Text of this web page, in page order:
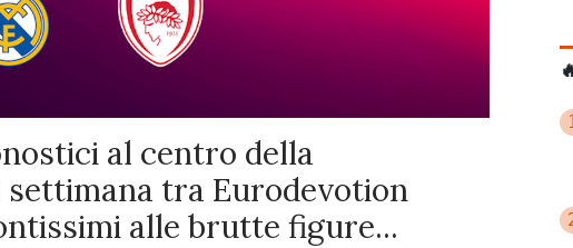
al centro della
tra Eurodevotion
alle brutte figure...
1